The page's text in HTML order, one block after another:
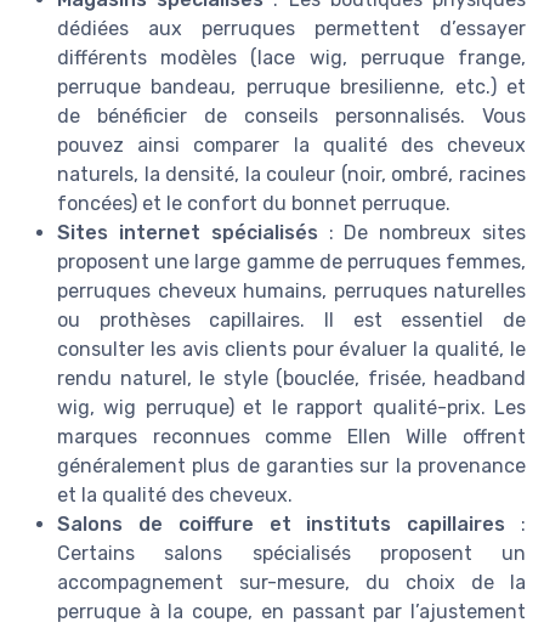
dédiées aux perruques permettent d’essayer
différents modèles (lace wig, perruque frange,
perruque bandeau, perruque bresilienne, etc.) et
de bénéficier de conseils personnalisés. Vous
pouvez ainsi comparer la qualité des cheveux
naturels, la densité, la couleur (noir, ombré, racines
foncées) et le confort du bonnet perruque.
Sites internet spécialisés : De nombreux sites
proposent une large gamme de perruques femmes,
perruques cheveux humains, perruques naturelles
ou prothèses capillaires. Il est essentiel de
consulter les avis clients pour évaluer la qualité, le
rendu naturel, le style (bouclée, frisée, headband
wig, wig perruque) et le rapport qualité-prix. Les
marques reconnues comme Ellen Wille offrent
généralement plus de garanties sur la provenance
et la qualité des cheveux.
Salons de coiffure et instituts capillaires :
Certains salons spécialisés proposent un
accompagnement sur-mesure, du choix de la
perruque à la coupe, en passant par l’ajustement